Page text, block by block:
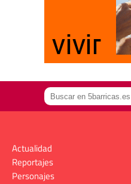
Actualidad
Reportajes
Personajes